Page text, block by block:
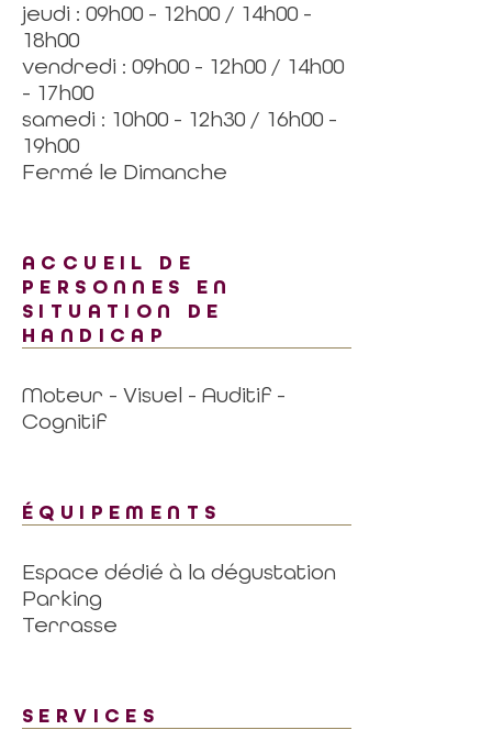
jeudi : 09h00 - 12h00 / 14h00 -
18h00
vendredi : 09h00 - 12h00 / 14h00
- 17h00
samedi : 10h00 - 12h30 / 16h00 -
19h00
Fermé le Dimanche
ACCUEIL DE
PERSONNES EN
SITUATION DE
HANDICAP
Moteur - Visuel - Auditif -
Cognitif
ÉQUIPEMENTS
Espace dédié à la dégustation
Parking
Terrasse
SERVICES